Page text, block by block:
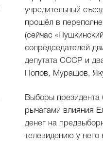
учредительный
прошёл в
(сейчас
сопредседателей
депутата СССР и
Попов, Мурашов,
Выборы
рычагами влияния
денег на
телевидению у